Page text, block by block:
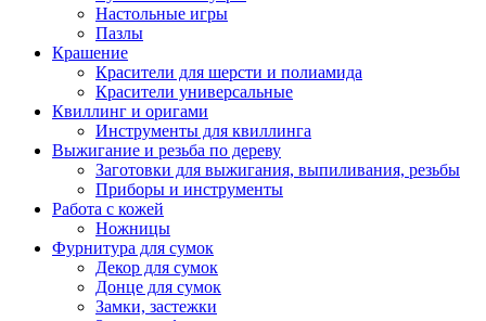
Настольные игры
Пазлы
Крашение
Красители для шерсти и полиамида
Красители универсальные
Квиллинг и оригами
Инструменты для квиллинга
Выжигание и резьба по дереву
Заготовки для выжигания, выпиливания, резьбы
Приборы и инструменты
Работа с кожей
Ножницы
Фурнитура для сумок
Декор для сумок
Донце для сумок
Замки, застежки